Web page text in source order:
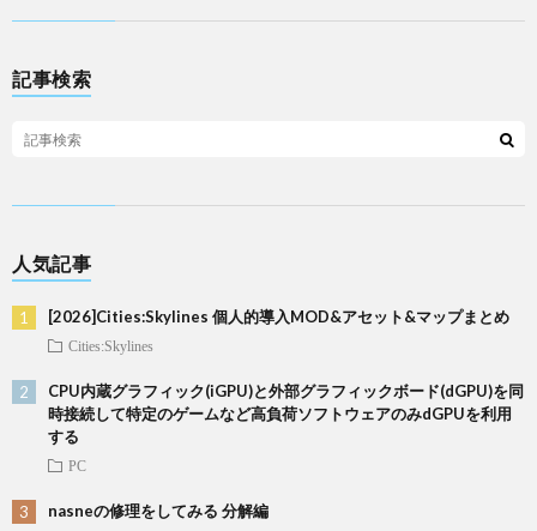
記事検索
人気記事
[2026]Cities:Skylines 個人的導入MOD&アセット&マップまとめ
Cities:Skylines
CPU内蔵グラフィック(iGPU)と外部グラフィックボード(dGPU)を同
時接続して特定のゲームなど高負荷ソフトウェアのみdGPUを利用
する
PC
nasneの修理をしてみる 分解編